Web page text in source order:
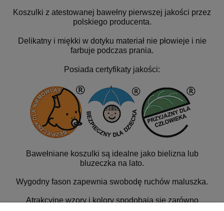
Koszulki z atestowanej bawełny pierwszej jakości przez
polskiego producenta.
Delikatny i miękki w dotyku materiał nie płowieje i nie
farbuje podczas prania.
Posiada certyfikaty jakości:
Bawełniane koszulki są idealne jako bielizna lub
bluzeczka na lato.
Wygodny fason zapewnia swobodę ruchów maluszka.
Atrakcyjne wzory i kolory spodobają się zarówno